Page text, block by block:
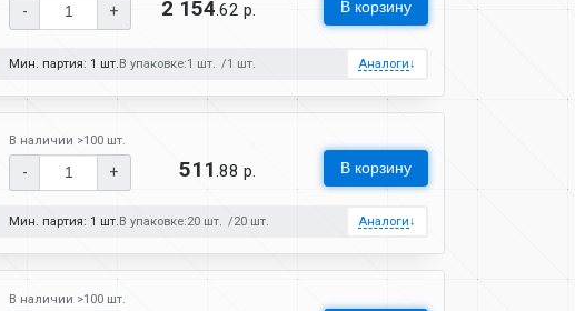
- + 2 154.62 р. В корзину
Мин. партия: 1 шт.В упаковке:1 шт. 1 шт. Аналоги↓
В наличии >100 шт.
- + 511.88 р. В корзину
Мин. партия: 1 шт. В упаковке:20 шт. 20 шт. Аналоги↓
В наличии >100 шт.